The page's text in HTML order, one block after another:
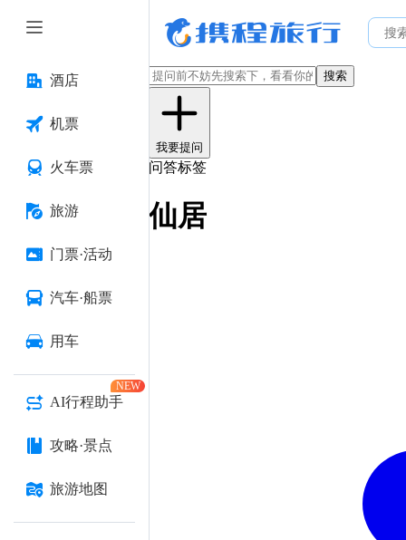
酒店
机票
火车票
旅游
门票·活动
汽车·船票
用车
AI行程助手
NEW
攻略·景点
旅游地图
搜索
我要提问
问答标签
仙居